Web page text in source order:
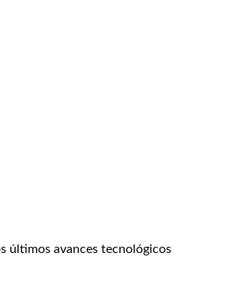
últimos avances tecnológicos